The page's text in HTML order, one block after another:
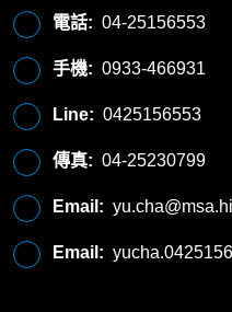
電話: 04-25156553
手機: 0933-466931
Line: 0425156553
傳真: 04-25230799
Email:
Email: